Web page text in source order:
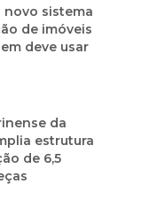
novo sistema
de imóveis
deve usar
da
estrutura
de 6,5